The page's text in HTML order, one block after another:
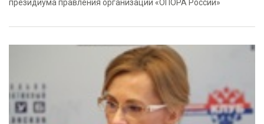
президиума правления организации «ОПОРА России»